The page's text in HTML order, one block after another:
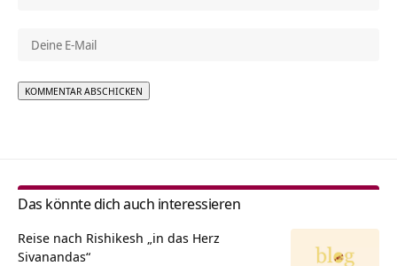
Das könnte dich auch interessieren
Reise nach Rishikesh „in das Herz
Sivanandas“